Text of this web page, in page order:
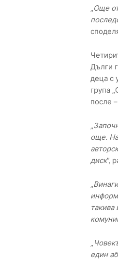
„Още
Дълги
деца с
група
после
„
още.
диск”,
„
„
един